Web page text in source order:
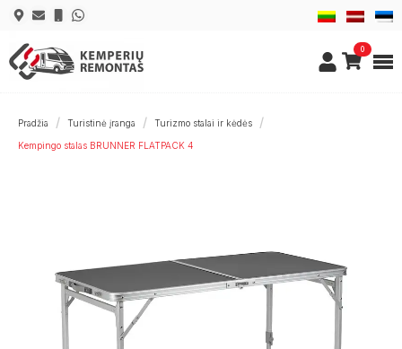
0
Pradžia Turistinė įranga Turizmo stalai ir kėdės
Kempingo stalas BRUNNER FLATPACK 4